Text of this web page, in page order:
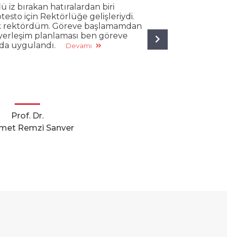
iz bırakan hatıralardan biri
için Rektörlüğe gelişleriydi.
Göreve başlamamdan
planlaması ben göreve
uygulandı.
Devamı
Prof. Dr.
Remzi Sanver
Next